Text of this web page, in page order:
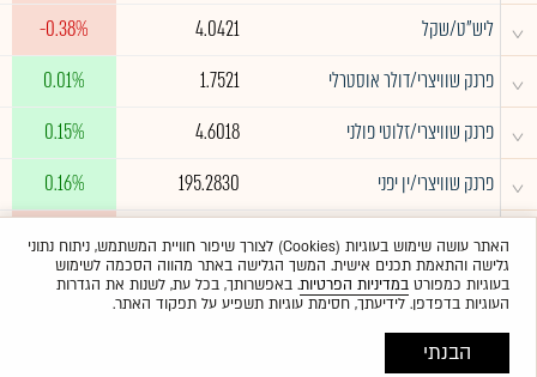
^ ליש"ט/שקל 4.0421
-0.38%
^ פרנק שוויצרי/דולר אוסטרלי 1.7521
0.01%
^ פרנק שוויצרי/זלוטי פולני 4.6018
0.15%
^ פרנק שוויצרי/ין יפני 195.2830
0.16%
פרנק שוויצרי/כתר נורבגי 11.7418
-0.06%
האתר עושה שימוש בעוגיות (Cookies) לצורך שיפור חוויית המשתמש, ניתוח נתוני
גלישה והתאמת תכנים אישית. המשך הגלישה באתר מהווה הסכמה לשימוש
בעוגיות כמפורטבמדיניות הפרטיות. באפשרותך, בכל עת, לשנות את הגדרות
העוגיות בדפדפן. לידיעתך, חסימת עוגיות תשפיע על תפקוד האתר.
הבנתי